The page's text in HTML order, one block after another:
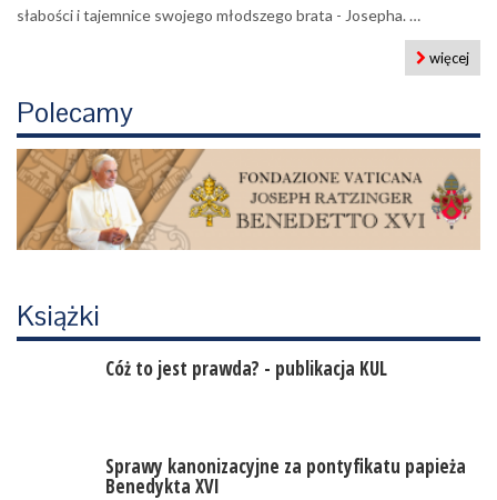
słabości i tajemnice swojego młodszego brata - Josepha. …
więcej
Polecamy
Książki
Cóż to jest prawda? - publikacja KUL
Sprawy kanonizacyjne za pontyfikatu papieża
Benedykta XVI